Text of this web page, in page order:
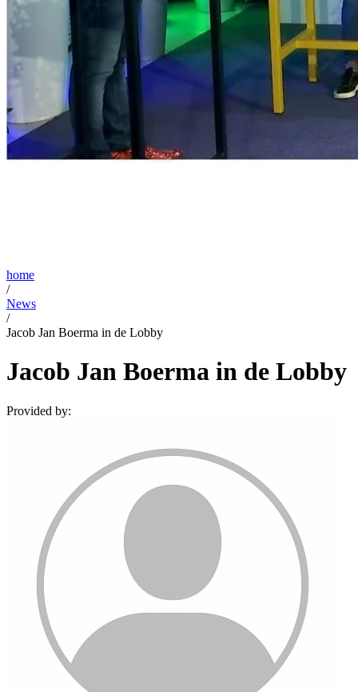
home
/
News
/
Jacob Jan Boerma in de Lobby
Jacob Jan Boerma in de Lobby
Provided by: